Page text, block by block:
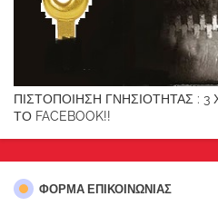
ΠΙΣΤΟΠΟΙΗΣΗ ΓΝΗΣΙΟΤΗΤΑΣ :
ΤΟ FACEBOOK!!
ΦΌΡΜΑ ΕΠΙΚΟΙΝΩΝΊΑΣ